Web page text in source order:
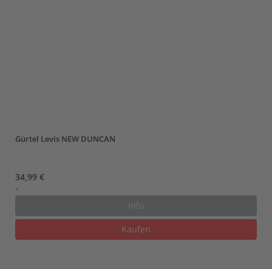
Gürtel Levis NEW DUNCAN
34,99 €
*
Info
Kaufen